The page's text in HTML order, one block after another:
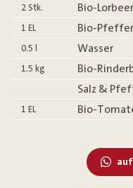
2 Stk. Bio-
1 EL Bio-
0.5 Wasser
1.5 kg
Bio-
Salz &
1 EL Bio-